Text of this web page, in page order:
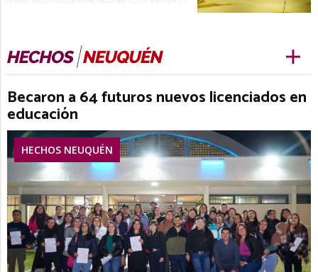
Becaron a 64 futuros nuevos licenciados en
educación
HECHOS NEUQUÉN